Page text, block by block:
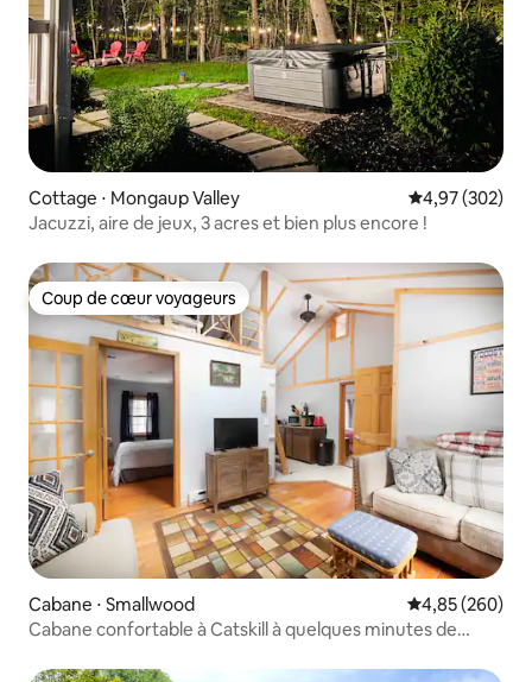
Cottage ⋅ Mongaup Valley Évaluation
4,97 (302)
Jacuzzi, aire de jeux, 3 acres et bien plus encore !
Coup de cœur voyageurs
Coup de cœur voyageurs
Cabane ⋅ Smallwood Évaluation
4,85 (260)
Cabane confortable à Catskill à quelques minutes de